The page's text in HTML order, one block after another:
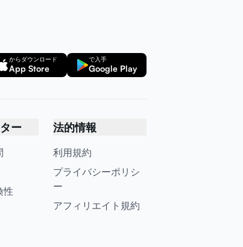
からダウンロード
App Store
で入手
Google Play
ー
性
法的情報
利用規約
プライバシーポリシ
ー
アフィリエイト規約